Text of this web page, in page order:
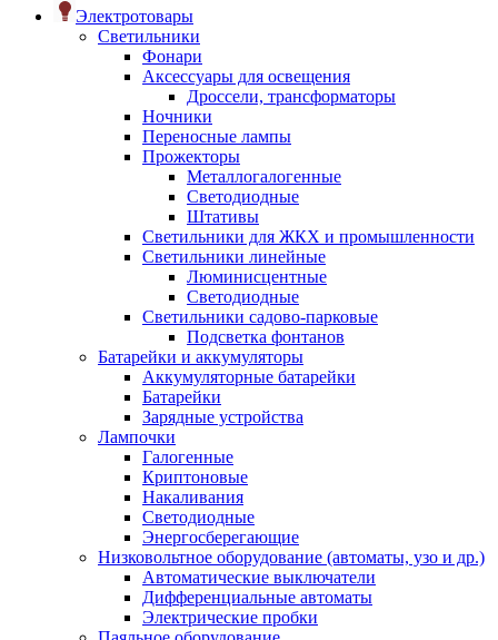
Электротовары
Светильники
Фонари
Аксессуары для освещения
Дроссели, трансформаторы
Ночники
Переносные лампы
Прожекторы
Металлогалогенные
Светодиодные
Штативы
Светильники для ЖКХ и промышленности
Светильники линейные
Люминисцентные
Светодиодные
Светильники садово-парковые
Подсветка фонтанов
Батарейки и аккумуляторы
Аккумуляторные батарейки
Батарейки
Зарядные устройства
Лампочки
Галогенные
Криптоновые
Накаливания
Светодиодные
Энергосберегающие
Низковольтное оборудование (автоматы, узо и др.)
Автоматические выключатели
Дифференциальные автоматы
Электрические пробки